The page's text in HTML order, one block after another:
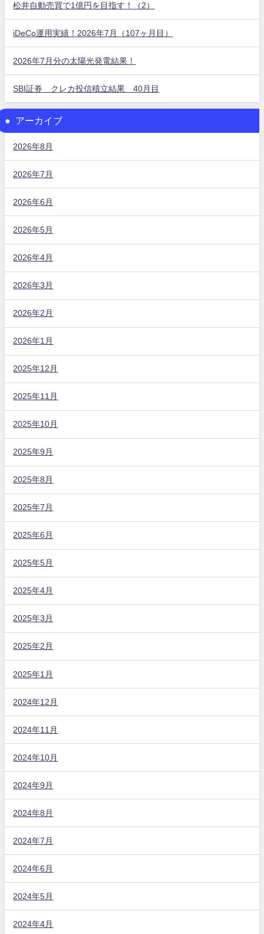
松井自動売買で1億円を目指す！（2）
iDeCo運用実績！2026年7月（107ヶ月目）
2026年7月分の太陽光発電結果！
SBI証券 クレカ投信積立結果 40月目
アーカイブ
2026年8月
2026年7月
2026年6月
2026年5月
2026年4月
2026年3月
2026年2月
2026年1月
2025年12月
2025年11月
2025年10月
2025年9月
2025年8月
2025年7月
2025年6月
2025年5月
2025年4月
2025年3月
2025年2月
2025年1月
2024年12月
2024年11月
2024年10月
2024年9月
2024年8月
2024年7月
2024年6月
2024年5月
2024年4月